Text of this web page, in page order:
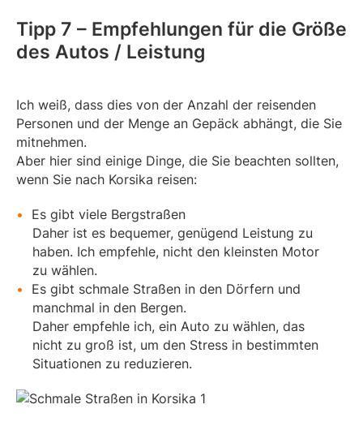
Tipp 7 – Empfehlungen für die Größe
des Autos / Leistung
Ich weiß, dass dies von der Anzahl der reisenden
Personen und der Menge an Gepäck abhängt, die Sie
mitnehmen.
Aber hier sind einige Dinge, die Sie beachten sollten,
wenn Sie nach Korsika reisen:
Es gibt viele Bergstraßen
Daher ist es bequemer, genügend Leistung zu
haben. Ich empfehle, nicht den kleinsten Motor
zu wählen.
Es gibt schmale Straßen in den Dörfern und
manchmal in den Bergen.
Daher empfehle ich, ein Auto zu wählen, das
nicht zu groß ist, um den Stress in bestimmten
Situationen zu reduzieren.